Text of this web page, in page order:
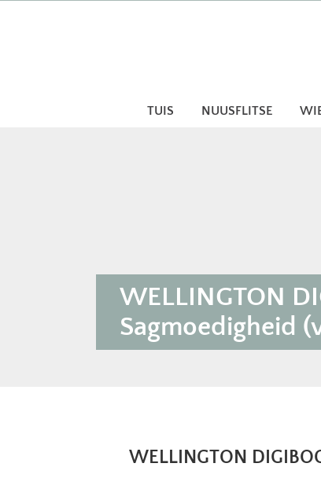
TUIS NUUSFLITSE
WELLINGTON
Sagmoedigheid
WELLINGTON